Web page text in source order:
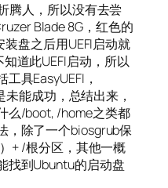
腾人，所以没有去尝
Blade 8G，红色的
盘之后用UEFI启动就
道此UEFI启动，所以
具EasyUEFI，
能成功，总结出来，
么/boot, /home之类都
，除了一个biosgrub保
+ /根分区，其他一概
找到Ubuntu的启动盘